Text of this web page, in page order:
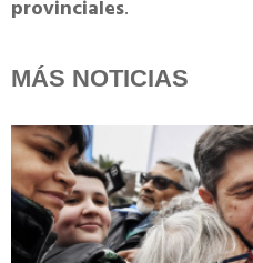
provinciales.
MÁS NOTICIAS